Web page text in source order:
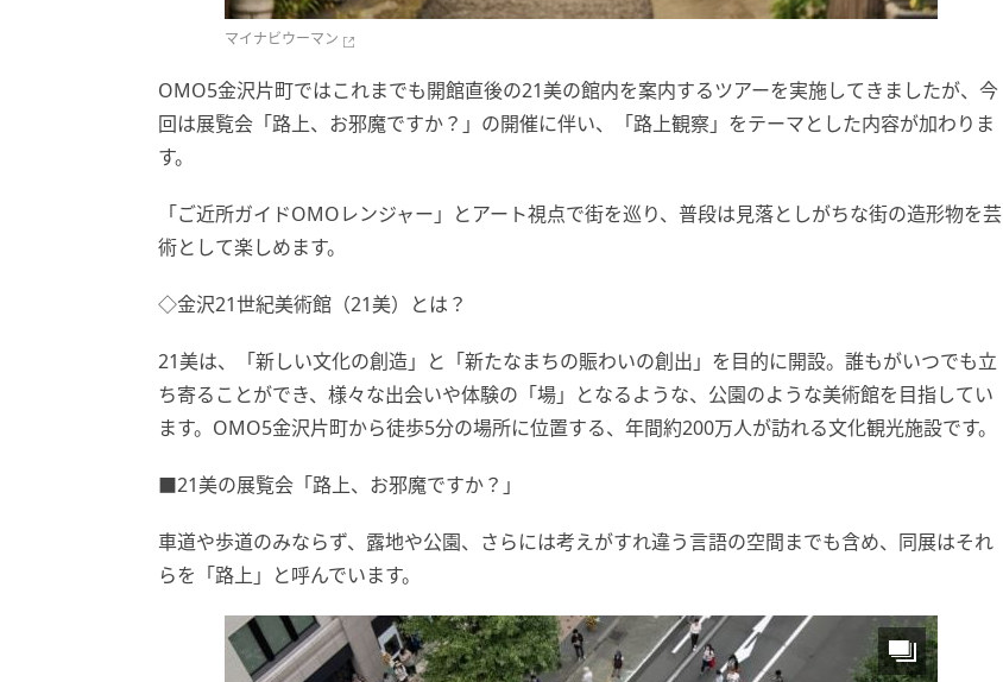
マイナビウーマン
OMO5金沢片町ではこれまでも開館直後の21美の館内を案内するツアーを実施してきましたが、今
回は展覧会「路上、お邪魔ですか？」の開催に伴い、「路上観察」をテーマとした内容が加わりま
す。
「ご近所ガイドOMOレンジャー」とアート視点で街を巡り、普段は見落としがちな街の造形物を芸
術として楽しめます。
◇金沢21世紀美術館（21美）とは？
21美は、「新しい文化の創造」と「新たなまちの賑わいの創出」を目的に開設。誰もがいつでも立
ち寄ることができ、様々な出会いや体験の「場」となるような、公園のような美術館を目指してい
ます。OMO5金沢片町から徒歩5分の場所に位置する、年間約200万人が訪れる文化観光施設です。
■21美の展覧会「路上、お邪魔ですか？」
車道や歩道のみならず、露地や公園、さらには考えがすれ違う言語の空間までも含め、同展はそれ
らを「路上」と呼んでいます。